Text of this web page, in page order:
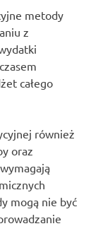
metody
z
całego
również
oraz
mogą nie być